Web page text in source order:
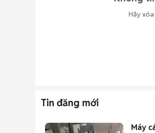
Hãy
Tin đăng mới
Máy